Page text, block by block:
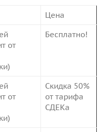
Цена
от
Бесплатно!
от
Скидка 50%
от тарифа
СДЕКа